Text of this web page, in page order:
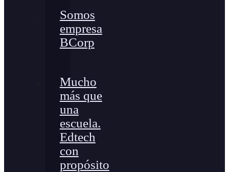
Somos
empresa
BCorp
Mucho
más que
una
escuela.
Edtech
con
propósito